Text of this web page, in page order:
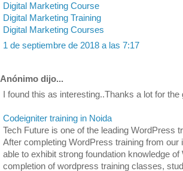
Digital Marketing Course
Digital Marketing Training
Digital Marketing Courses
1 de septiembre de 2018 a las 7:17
Anónimo dijo...
I found this as interesting..Thanks a lot for
Codeigniter training in Noida
Tech Future is one of the leading WordPress
After completing WordPress training from our
able to exhibit strong foundation knowledge
completion of wordpress training classes,